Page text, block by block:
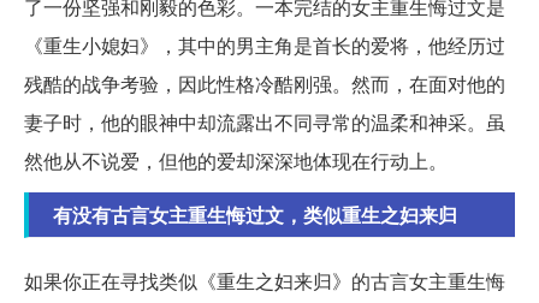
了一份坚强和刚毅的色彩。一本完结的女主重生悔过文是
《重生小媳妇》，其中的男主角是首长的爱将，他经历过
残酷的战争考验，因此性格冷酷刚强。然而，在面对他的
妻子时，他的眼神中却流露出不同寻常的温柔和神采。虽
然他从不说爱，但他的爱却深深地体现在行动上。
有没有古言女主重生悔过文，类似重生之妇来归
如果你正在寻找类似《重生之妇来归》的古言女主重生悔